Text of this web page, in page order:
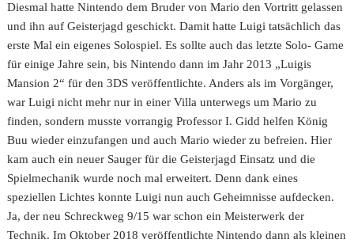
Diesmal hatte Nintendo dem Bruder von Mario den Vortritt gelassen
und ihn auf Geisterjagd geschickt. Damit hatte Luigi tatsächlich das
erste Mal ein eigenes Solospiel. Es sollte auch das letzte Solo- Game
für einige Jahre sein, bis Nintendo dann im Jahr 2013 „Luigis
Mansion 2“ für den 3DS veröffentlichte. Anders als im Vorgänger,
war Luigi nicht mehr nur in einer Villa unterwegs um Mario zu
finden, sondern musste vorrangig Professor I. Gidd helfen König
Buu wieder einzufangen und auch Mario wieder zu befreien. Hier
kam auch ein neuer Sauger für die Geisterjagd Einsatz und die
Spielmechanik wurde noch mal erweitert. Denn dank eines
speziellen Lichtes konnte Luigi nun auch Geheimnisse aufdecken.
Ja, der neu Schreckweg 9/15 war schon ein Meisterwerk der
Technik. Im Oktober 2018 veröffentlichte Nintendo dann als kleinen